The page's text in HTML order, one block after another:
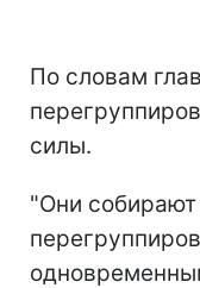
По словам
силы.
"Они